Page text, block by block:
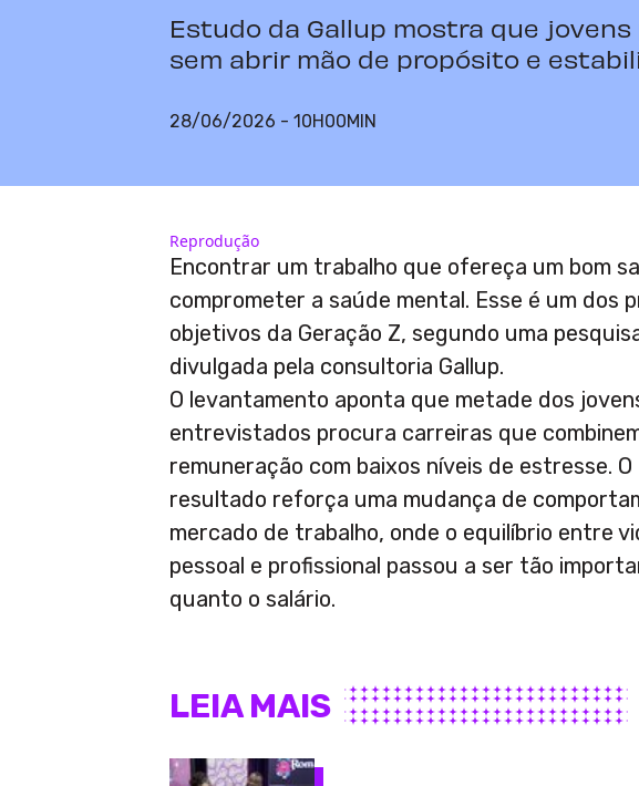
Estudo da Gallup mostra que
sem abrir mão de propósito e
28/06/2026 - 10H00MIN
Reprodução
Encontrar um trabalho que ofereça um bom
comprometer a saúde mental. Esse é um dos
objetivos da Geração Z, segundo uma
divulgada pela consultoria Gallup.
O levantamento aponta que metade dos
entrevistados procura carreiras que
remuneração com baixos níveis de estresse. O
resultado reforça uma mudança de
mercado de trabalho, onde o equilíbrio entre
pessoal e profissional passou a ser tão
quanto o salário.
LEIA MAIS